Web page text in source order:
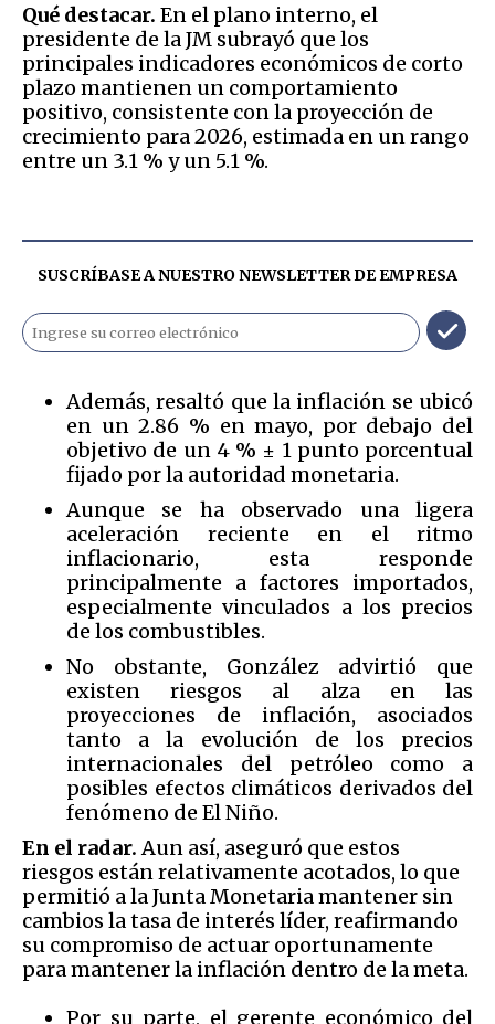
Qué destacar. En el plano interno, el
presidente de la JM subrayó que los
principales indicadores económicos de corto
plazo mantienen un comportamiento
positivo, consistente con la proyección de
crecimiento para 2026, estimada en un rango
entre un 3.1 % y un 5.1 %.
SUSCRÍBASE A NUESTRO NEWSLETTER DEEMPRESA
Además, resaltó que la inflación se ubicó
en un 2.86 % en mayo, por debajo del
objetivo de un 4 % ± 1 punto porcentual
fijado por la autoridad monetaria.
Aunque se ha observado una ligera
aceleración reciente en el ritmo
inflacionario, esta responde
principalmente a factores importados,
especialmente vinculados a los precios
de los combustibles.
No obstante, González advirtió que
existen riesgos al alza en las
proyecciones de inflación, asociados
tanto a la evolución de los precios
internacionales del petróleo como a
posibles efectos climáticos derivados del
fenómeno de El Niño.
En el radar.Aun así, aseguró que estos
riesgos están relativamente acotados, lo que
permitió a la Junta Monetaria mantener sin
cambios la tasa de interés líder, reafirmando
su compromiso de actuar oportunamente
para mantener la inflación dentro de la meta.
Por su parte, el gerente económico del